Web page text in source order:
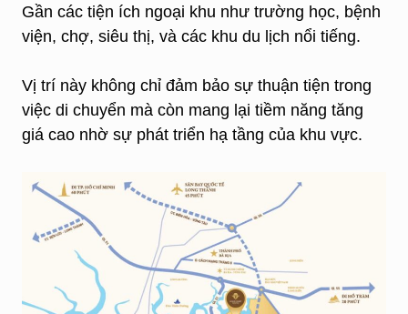
Gần các tiện ích ngoại khu như trường học, bệnh
viện, chợ, siêu thị, và các khu du lịch nổi tiếng.
Vị trí này không chỉ đảm bảo sự thuận tiện trong
việc di chuyển mà còn mang lại tiềm năng tăng
giá cao nhờ sự phát triển hạ tầng của khu vực.